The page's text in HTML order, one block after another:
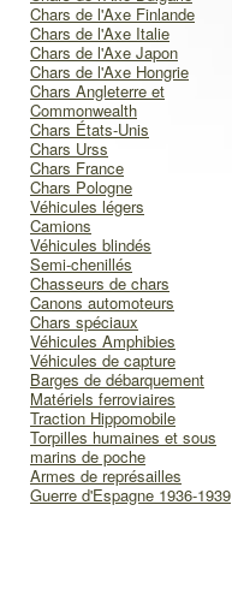
Chars de l'Axe Finlande
Chars de l'Axe Italie
Chars de l'Axe Japon
Chars de l'Axe Hongrie
Chars Angleterre et
Commonwealth
Chars États-Unis
Chars Urss
Chars France
Chars Pologne
Véhicules légers
Camions
Véhicules blindés
Semi-chenillés
Chasseurs de chars
Canons automoteurs
Chars spéciaux
Véhicules Amphibies
Véhicules de capture
Barges de débarquement
Matériels ferroviaires
Traction Hippomobile
Torpilles humaines et sous
marins de poche
Armes de représailles
Guerre d'Espagne 1936-1939